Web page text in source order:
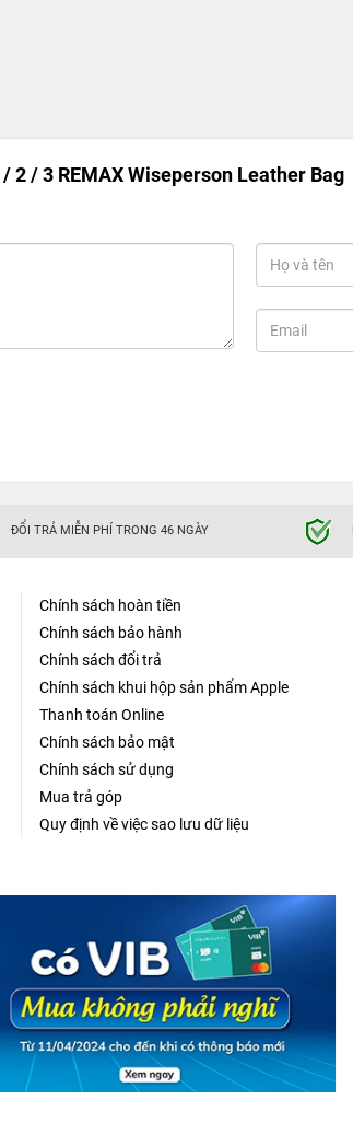
2 / 3 REMAX Wiseperson Leather Bag
ĐỔI TRẢ MIỄN PHÍ TRONG 46 NGÀY
Chính sách hoàn tiền
Chính sách bảo hành
Chính sách đổi trả
Chính sách khui hộp sản phẩm Apple
Thanh toán Online
Chính sách bảo mật
Chính sách sử dụng
Mua trả góp
Quy định về việc sao lưu dữ liệu